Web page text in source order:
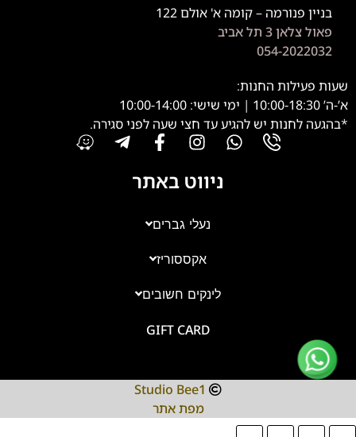
בניין פנורמה – קומה א' אולם 122
פאול צלאן 3 תל אביב
054-2022032
שעות פעילות החנות:
א’-ה’ 10:00-18:30 | ימי שישי: 10:00-14:00
*בהגעה לחנות יש להגיע עד חצי שעה לפני סגירה.
ניווט באתר
נעלי גברים
אקססוריז
לינקים חשובים
GIFT CARD
Studio Bee1
מפת אתר